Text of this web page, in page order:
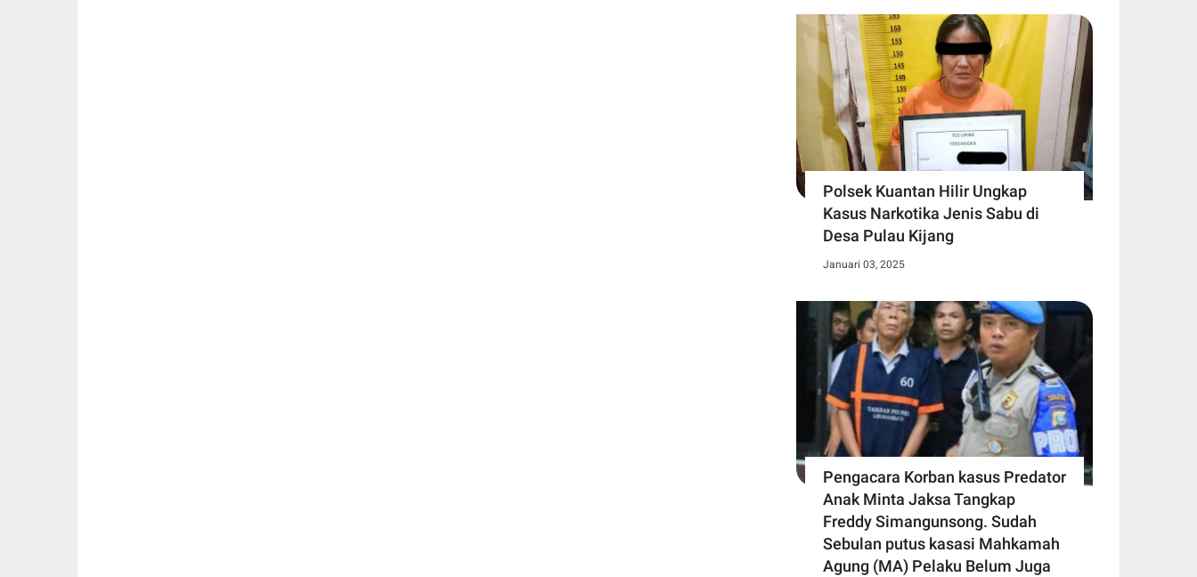
Polsek Kuantan Hilir Ungkap
Kasus Narkotika Jenis Sabu di
Desa Pulau Kijang
Januari 03, 2025
Pengacara Korban kasus Predator
Anak Minta Jaksa Tangkap
Freddy Simangunsong. Sudah
Sebulan putus kasasi Mahkamah
Agung (MA) Pelaku Belum Juga